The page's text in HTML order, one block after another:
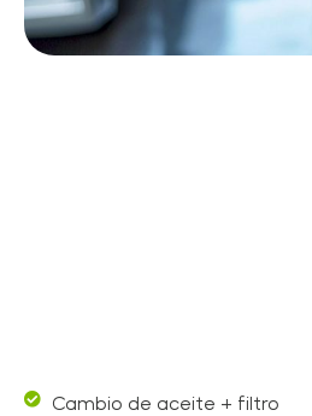
Cambio de aceite + filtro